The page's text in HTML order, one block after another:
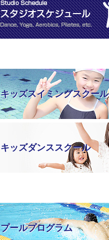
キッズスイミングスクール
キッズダンススクール
プールプログラム